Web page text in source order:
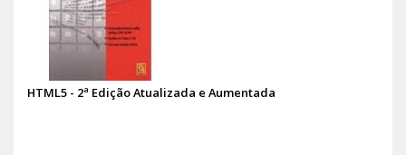
HTML5 - 2ª Edição Atualizada e Aumentada